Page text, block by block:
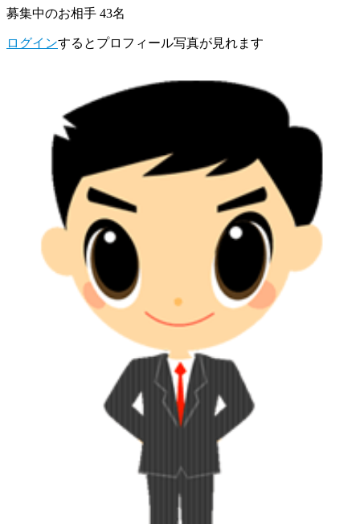
募集中のお相手 43名
ログインするとプロフィール写真が見れます